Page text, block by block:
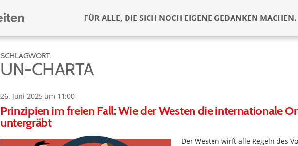
FÜR ALLE, DIE SICH NOCH EIGENE GEDANKEN MACHEN.
SCHLAGWORT:
UN-CHARTA
26. Juni 2025 um 11:00
Prinzipien im freien Fall: Wie der Westen die internationale
untergräbt
Der Westen wirft alle Regeln des